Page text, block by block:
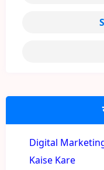
Digital
Kaise Kare